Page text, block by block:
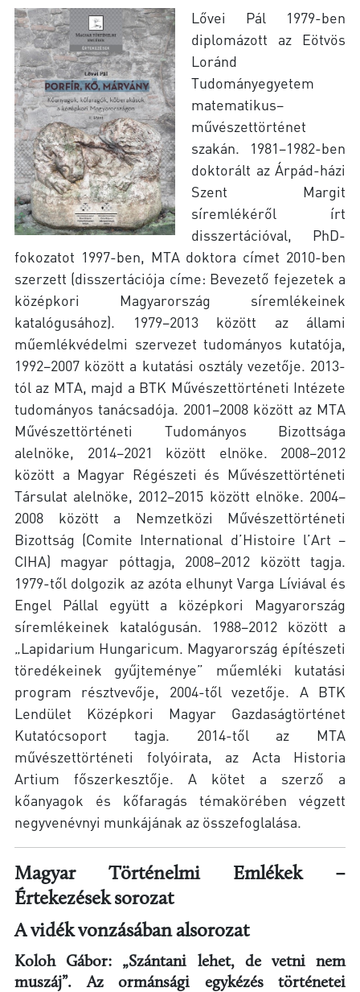
Lővei Pál 1979-ben
diplomázott az Eötvös
Loránd
Tudományegyetem
matematikus–
művészettörténet
szakán. 1981–1982-ben
doktorált az Árpád-házi
Szent Margit
síremlékéről írt
disszertációval, PhD-
fokozatot 1997-ben, MTA doktora címet 2010-ben
szerzett (disszertációja címe: Bevezető fejezetek a
középkori Magyarország síremlékeinek
katalógusához). 1979–2013 között az állami
műemlékvédelmi szervezet tudományos kutatója,
1992–2007 között a kutatási osztály vezetője. 2013-
tól az MTA, majd a BTK Művészettörténeti Intézete
tudományos tanácsadója. 2001–2008 között az MTA
Művészettörténeti Tudományos Bizottsága
alelnöke, 2014–2021 között elnöke. 2008–2012
között a Magyar Régészeti és Művészettörténeti
Társulat alelnöke, 2012–2015 között elnöke. 2004–
2008 között a Nemzetközi Művészettörténeti
Bizottság (Comite International d’Histoire l’Art –
CIHA) magyar póttagja, 2008–2012 között tagja.
1979-től dolgozik az azóta elhunyt Varga Líviával és
Engel Pállal együtt a középkori Magyarország
síremlékeinek katalógusán. 1988–2012 között a
„Lapidarium Hungaricum. Magyarország építészeti
töredékeinek gyűjteménye” műemléki kutatási
program résztvevője, 2004-től vezetője. A BTK
Lendület Középkori Magyar Gazdaságtörténet
Kutatócsoport tagja. 2014-től az MTA
művészettörténeti folyóirata, az Acta Historia
Artium főszerkesztője. A kötet a szerző a
kőanyagok és kőfaragás témakörében végzett
negyvenévnyi munkájának az összefoglalása.
Magyar Történelmi Emlékek –
Értekezések sorozat
A vidék vonzásában alsorozat
Koloh Gábor: „Szántani lehet, de vetni nem
muszáj”. Az ormánsági egykézés történetei